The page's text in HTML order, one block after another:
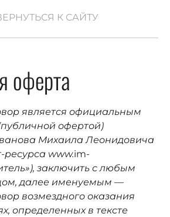
К САЙТУ
оферта
является официальным
офертой)
Михаила Леонидовича
ресурса www.im-
заключить с любым
далее именуемым —
возмездного оказания
определенных в тексте